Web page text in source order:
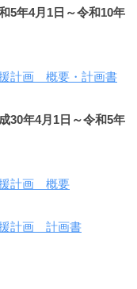
年4月1日～令和10年
計画 概要・計画書
年4月1日～令和5年
援計画 概要
計画 計画書